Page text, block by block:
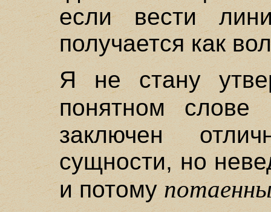
если вести
получается как
Я не стану
понятном
заключен
сущности, но
и потому